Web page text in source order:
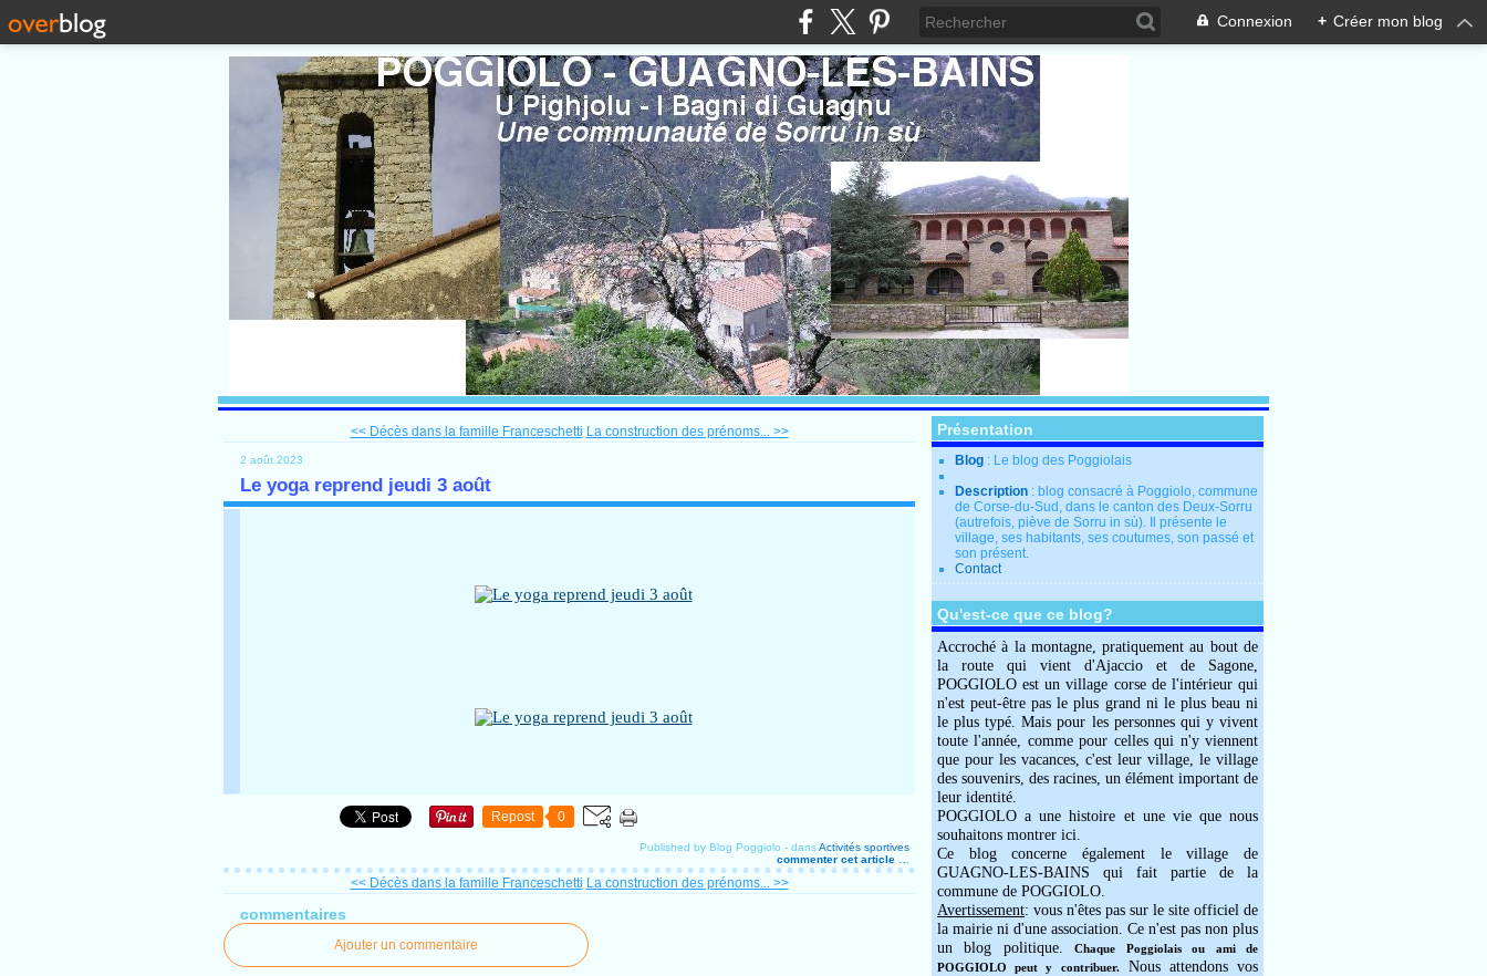
Connexion + Créer mon blog
<< Décès dans la famille Franceschetti La construction des prénoms... >>
2 août 2023
Le yoga reprend jeudi 3 août
Repost 0
Published by Blog Poggiolo - dansActivités sportives
commenter cet article
<< Décès dans la famille Franceschetti La construction des prénoms... >>
commentaires
Ajouter un commentaire
Présentation
Blog : Le blog des Poggiolais
Description : blog consacré à Poggiolo, commune
de Corse-du-Sud, dans le canton des Deux-Sorru
(autrefois, piève de Sorru in sù). Il présente le
village, ses habitants, ses coutumes, son passé et
son présent.
Contact
Qu'est-ce que ce blog?
Accroché à la montagne, pratiquement au bout de
la route qui vient d'Ajaccio et de Sagone,
POGGIOLO est un village corse de l'intérieur qui
n'est peut-être pas le plus grand ni le plus beau ni
le plus typé. Mais pour les personnes qui y vivent
toute l'année, comme pour celles qui n'y viennent
que pour les vacances, c'est leur village, le village
des souvenirs, des racines, un élément important de
leur identité.
POGGIOLO a une histoire et une vie que nous
souhaitons montrer ici.
Ce blog concerne également le village de
GUAGNO-LES-BAINS qui fait partie de la
commune de POGGIOLO.
Avertissement: vous n'êtes pas sur le site officiel de
la mairie ni d'une association. Ce n'est pas non plus
un blog politique.Chaque Poggiolais ou ami de
POGGIOLO peut y contribuer.Nous attendons vos